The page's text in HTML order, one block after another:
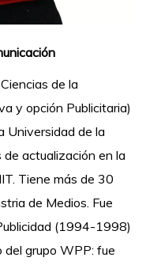
de la
y opción Publicitaria)
Universidad de la
de actualización en la
Tiene más de 30
de Medios. Fue
(1994-1998)
del grupo WPP: fue